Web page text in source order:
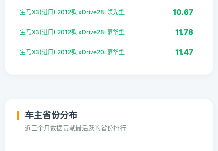
宝马X3(进口) 2012款 xDrive28i 领先型 10.67
宝马X3(进口) 2012款 xDrive28i 豪华型 11.78
宝马X3(进口) 2012款 xDrive20i 豪华型 11.47
车主省份分布
近三个月数据贡献最活跃的省份排行